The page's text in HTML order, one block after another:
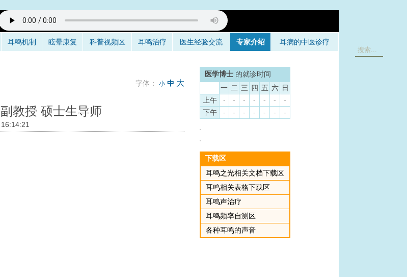
要做用脑的事情，保持全神贯注的倾听音乐，做到不去注意耳鸣，成功的状态
（详见音乐治疗）
。
一次最重要），多于30分钟/次，1-3个月。
耳鸣机制 眩晕康复 科普视频区 耳鸣治疗 医生经验交流 专家介绍 耳病的中医诊疗
字体：小 中 大
教授 硕士生导师
医学博士 的就诊时间
一 二 三 四 五 六 日
上午
- - - - - -
-
下午
- - - - - - -
下载区
耳鸣之光相关文档下载区
耳鸣相关表格下载区
耳鸣声治疗
耳鸣频率自测区
各种耳鸣的声音